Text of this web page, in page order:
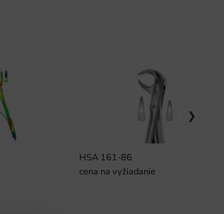
HSA 161-86
cena na vyžiadanie